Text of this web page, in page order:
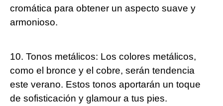
cromática para obtener un aspecto suave y
armonioso.
10. Tonos metálicos: Los colores metálicos,
como el bronce y el cobre, serán tendencia
este verano. Estos tonos aportarán un toque
de sofisticación y glamour a tus pies.